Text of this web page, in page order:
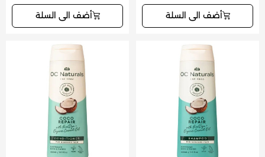
أضف الى السلة أضف الى السلة